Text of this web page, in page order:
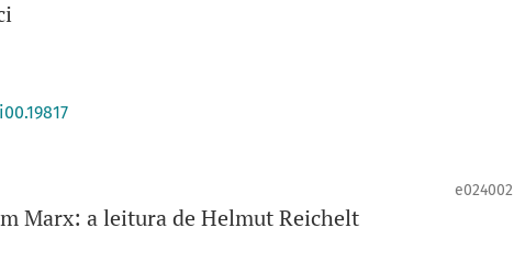
e024002
Marx: a leitura de Helmut Reichelt